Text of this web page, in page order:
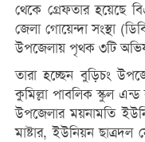
থেকে গ্রেফতার হয়েছে
জেলা গোয়েন্দা সংস্থা
উপজেলায় পৃথক ৩টি
তারা হচ্ছেন বুড়িচং
কুমিল্লা পাবলিক স্কুল
উপজেলার ময়নামতি
মাষ্টার, ইউনিয়ন